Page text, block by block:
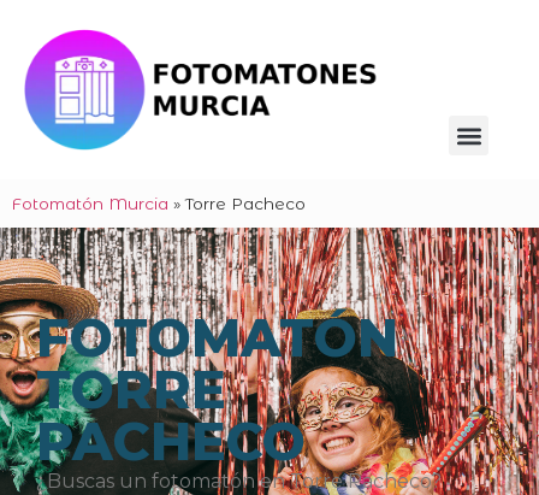
Fotomatón Murcia »Torre Pacheco
FOTOMATÓN
TORRE
PACHECO
¿Buscas un fotomatón en Torre Pacheco?